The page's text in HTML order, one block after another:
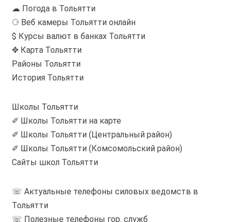
☁ Погода в Тольятти
⚆ Веб камеры Тольятти онлайн
$ Курсы валют в банках Тольятти
✥ Карта Тольятти
Районы Тольятти
История Тольятти
Школы Тольятти
✐ Школы Тольятти на карте
✐ Школы Тольятти (Центральный район)
✐ Школы Тольятти (Комсомольский район)
Сайты школ Тольятти
☏ Актуальные телефоны силовых ведомств в
Тольятти
☏ Полезные телефоны гор. служб